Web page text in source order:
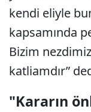
kendi eliyle
kapsamında
Bizim
katliamdır”
"Kararın